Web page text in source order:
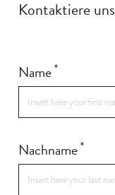
Kontaktiere uns
Name*
Nachname*